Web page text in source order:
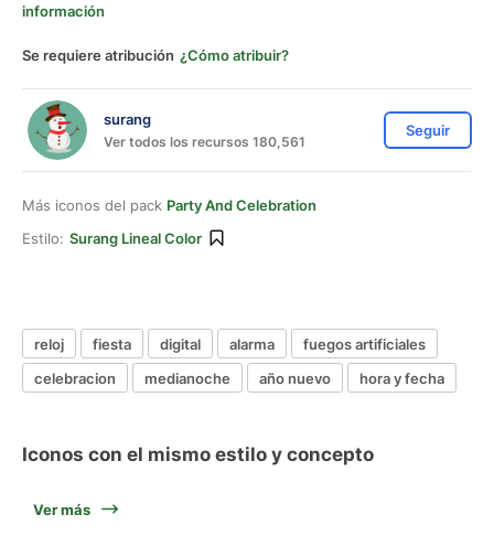
información
Se requiere atribución ¿Cómo atribuir?
surang
Ver todos los recursos 180,561
Seguir
Más iconos del pack Party And Celebration
Estilo: Surang Lineal Color
reloj fiesta digital alarma
fuegos artificiales
celebracion
medianoche año nuevo hora y fecha
Iconos con el mismo estilo y concepto
Ver más